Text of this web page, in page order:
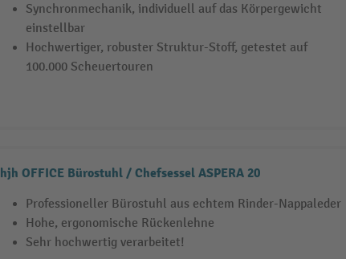
Synchronmechanik, individuell auf das Körpergewicht
einstellbar
Hochwertiger, robuster Struktur-Stoff, getestet auf
100.000 Scheuertouren
hjh OFFICE Bürostuhl / Chefsessel ASPERA 20
Professioneller Bürostuhl aus echtem Rinder-Nappaleder
Hohe, ergonomische Rückenlehne
Sehr hochwertig verarbeitet!